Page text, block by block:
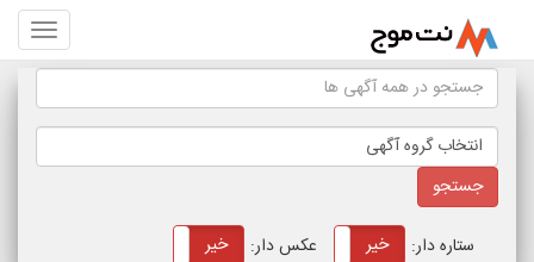
انتخاب گروه آگهی
ستاره دار: بله خیر عکس دار: خیر